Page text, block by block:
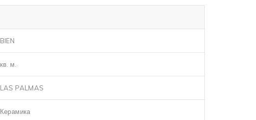
BIEN
кв. м.
LAS PALMAS
Керамика